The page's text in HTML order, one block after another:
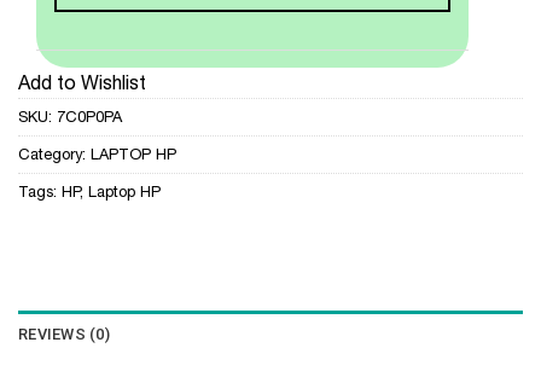
Add to Wishlist
SKU: 7C0P0PA
Category: LAPTOP HP
Tags: HP, Laptop HP
REVIEWS (0)